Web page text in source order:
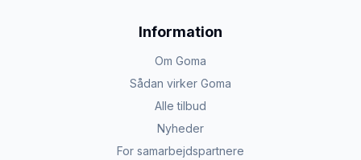
Information
Om Goma
Sådan virker Goma
Alle tilbud
Nyheder
For samarbejdspartnere